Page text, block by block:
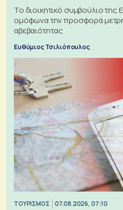
Το διοικητικό συμβούλιο της
ομόφωνα την προσφορά
αβεβαιότητας
Ευθύμιος Τσιλιόπουλος
ΤΟΥΡΙΣΜΟΣ 07.08.2026, 07:10